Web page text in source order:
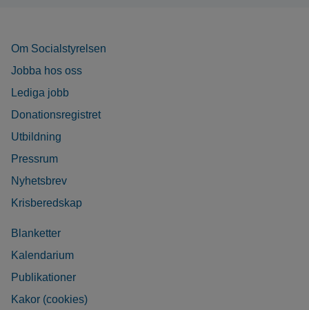
Om Socialstyrelsen
Jobba hos oss
Lediga jobb
Donationsregistret
Utbildning
Pressrum
Nyhetsbrev
Krisberedskap
Blanketter
Kalendarium
Publikationer
Kakor (cookies)